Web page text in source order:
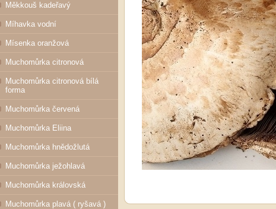
Měkkouš kadeřavý
Míhavka vodní
Mísenka oranžová
Muchomůrka citronová
Muchomůrka citronová bílá
forma
Muchomůrka červená
Muchomůrka Eliina
Muchomůrka hnědožlutá
Muchomůrka ježohlavá
Muchomůrka královská
Muchomůrka plavá ( ryšavá )